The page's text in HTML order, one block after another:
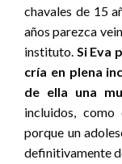
chavales de 15
años parezca
instituto. Si Eva
cría en plena
de ella una
incluidos,
porque un
definitivamente